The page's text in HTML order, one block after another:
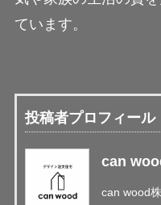
ています。
投稿者プロフィール
can
can wood